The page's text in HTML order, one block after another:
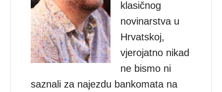
klasičnog
novinarstva u
Hrvatskoj,
vjerojatno nikad
ne bismo ni
saznali za najezdu bankomata na